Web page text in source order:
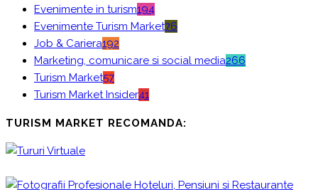
Evenimente in turism194
Evenimente Turism Market76
Job & Cariera192
Marketing, comunicare si social media266
Turism Market57
Turism Market Insider41
TURISM MARKET RECOMANDA: